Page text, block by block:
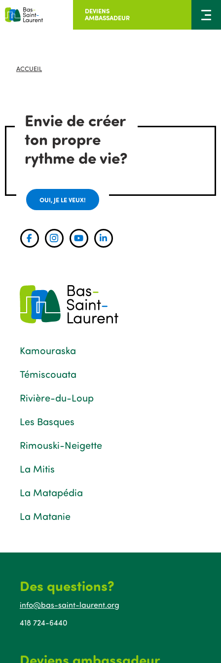
DEVIENS
AMBASSADEUR
ACCUEIL
Envie de créer
ton propre
rythme de vie?
OUI, JE LE VEUX!
Kamouraska
Témiscouata
Rivière-du-Loup
Les Basques
Rimouski-Neigette
La Mitis
La Matapédia
La Matanie
Des questions?
info@bas-saint-laurent.org
418 724-6440